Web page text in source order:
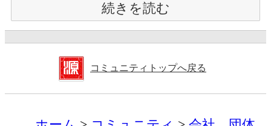
続きを読む
コミュニティトップへ戻る